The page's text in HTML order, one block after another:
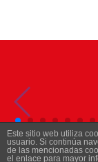
Este sitio web utiliza
usuario. Si continúa
de las mencionadas
el enlace para mayor